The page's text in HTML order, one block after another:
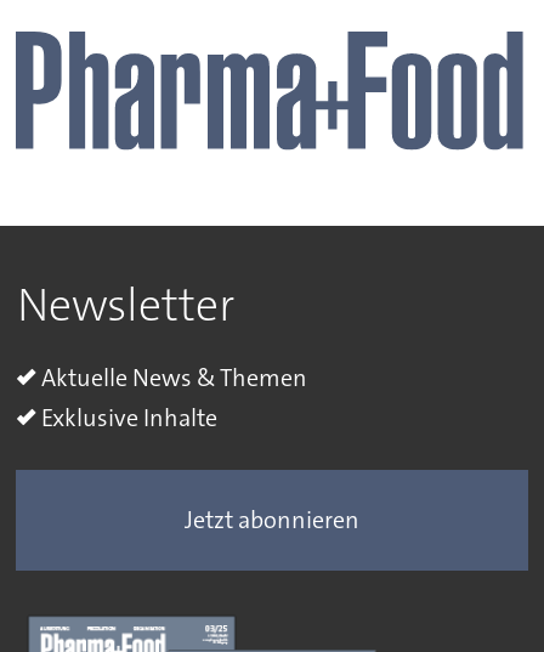
Newsletter
Aktuelle News & Themen
Exklusive Inhalte
Jetzt abonnieren